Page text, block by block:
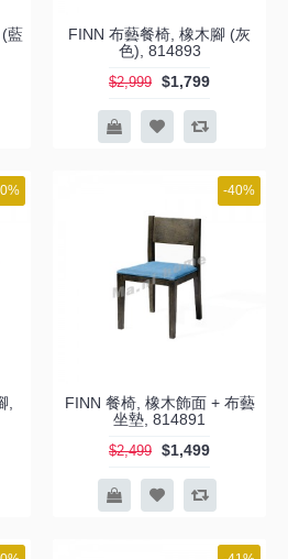
藍
FINN 布藝餐椅, 橡木腳 (灰
色), 814893
$2,999 $1,799
,
-40%
FINN 餐椅, 橡木飾面 + 布藝
坐墊, 814891
$2,499 $1,499